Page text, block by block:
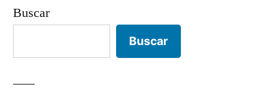
Buscar
Buscar